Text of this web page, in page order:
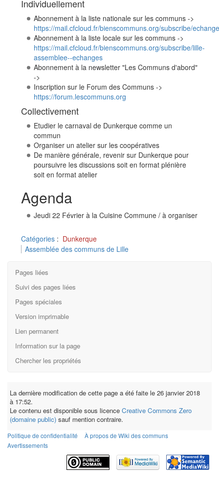
Individuellement
Abonnement à la liste nationale sur les communs ->
https://mail.cfcloud.fr/bienscommuns.org/subscribe/
Abonnement à la liste locale sur les communs ->
https://mail.cfcloud.fr/bienscommuns.org/subscribe/lille-
assemblee--echanges
Abonnement à la newsletter "Les Communs d'abord"
->
Inscription sur le Forum des Communs ->
https://forum.lescommuns.org
Collectivement
Etudier le carnaval de Dunkerque comme un
commun
Organiser un atelier sur les coopératives
De manière générale, revenir sur Dunkerque pour
poursuivre les discussions soit en format plénière
soit en format atelier
Agenda
Jeudi 22 Février à la Cuisine Commune / à organiser
Catégories : Dunkerque
Assemblée des communs de Lille
Pages liées
Suivi des pages liées
Pages spéciales
Version imprimable
Lien permanent
Information sur la page
Chercher les propriétés
La dernière modification de cette page a été faite le 26 janvier 2018
à 17:52.
Le contenu est disponible sous licence Creative Commons Zero
(domaine public) sauf mention contraire.
Politique de confidentialité
À propos de Wiki des communs
Avertissements